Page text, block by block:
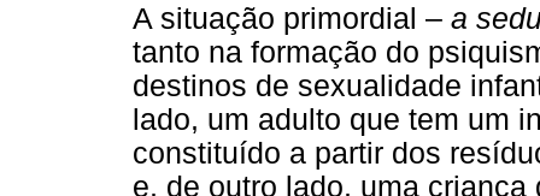
A situação primordial – a
tanto na formação do
destinos de sexualidade
lado, um adulto que tem um
constituído a partir dos
e, de outro lado, uma